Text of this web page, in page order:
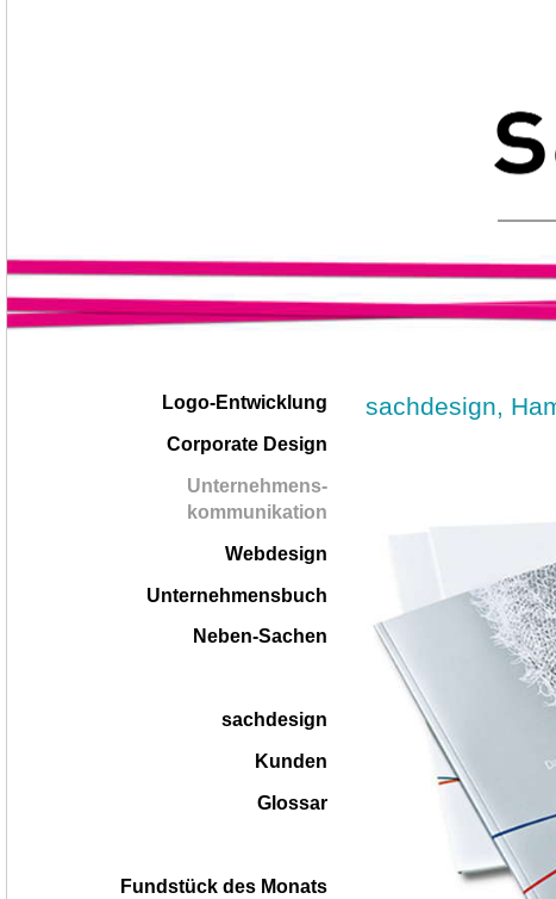
sachdesign,
Navigation
Logo-Entwicklung
Corporate Design
Unternehmens-
kommunikation
Webdesign
Unternehmensbuch
Neben-Sachen
sachdesign
Kunden
Glossar
Fundstück des Monats